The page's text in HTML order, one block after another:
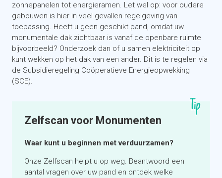
zonnepanelen tot energieramen. Let wel op: voor oudere
gebouwen is hier in veel gevallen regelgeving van
toepassing. Heeft u geen geschikt pand, omdat uw
monumentale dak zichtbaar is vanaf de openbare ruimte
bijvoorbeeld? Onderzoek dan of u samen elektriciteit op
kunt wekken op het dak van een ander. Dit is te regelen via
de Subsidieregeling Coöperatieve Energieopwekking
(SCE).
Tip
Zelfscan voor Monumenten
Waar kunt u beginnen met verduurzamen?
Onze Zelfscan helpt u op weg. Beantwoord een
aantal vragen over uw pand en ontdek welke